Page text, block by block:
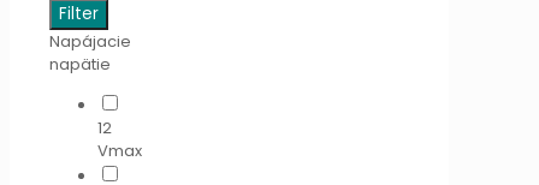
Filter
Napájacie
napätie
12
Vmax